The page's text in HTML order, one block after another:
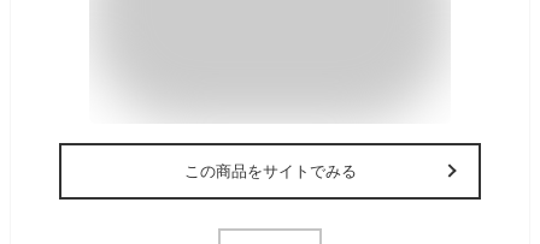
この商品をサイトでみる